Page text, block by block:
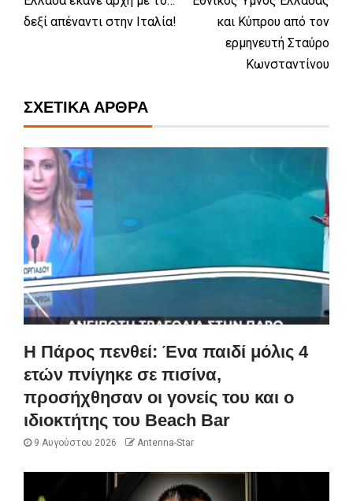
δεξί απέναντι στην Ιταλία!
και Κύπρου από τον
ερμηνευτή Σταύρο
Κωνσταντίνου
ΣΧΕΤΙΚΆ ΆΡΘΡΑ
Η Πάρος πενθεί: Ένα παιδί μόλις 4
ετών πνίγηκε σε πισίνα,
προσήχθησαν οι γονείς του και ο
ιδιοκτήτης του Beach Bar
9 Αυγούστου 2026 Antenna-Star